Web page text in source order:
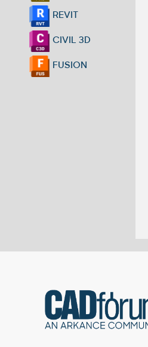
REVIT
CIVIL 3D
FUSION